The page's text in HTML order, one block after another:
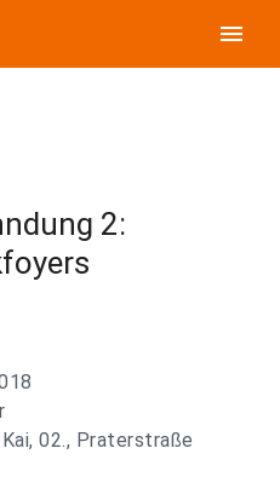
menu
2:
02., Praterstraße